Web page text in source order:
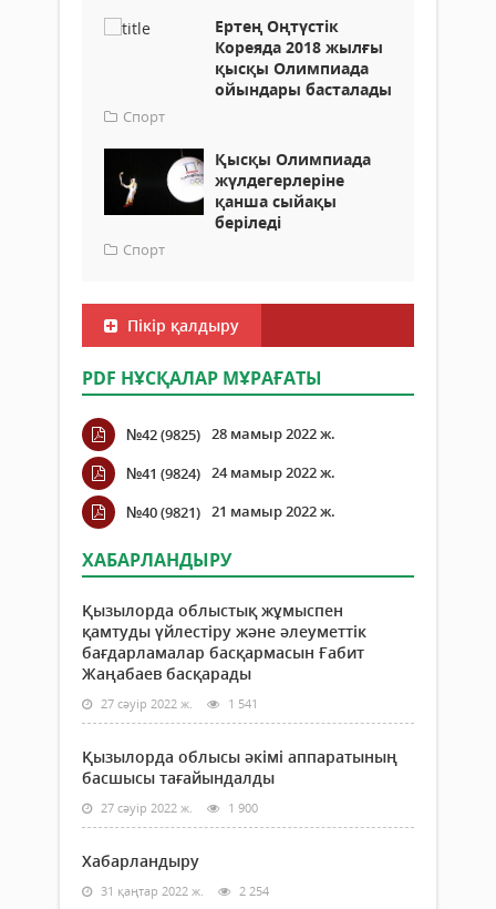
Ертең Оңтүстік
Кореяда 2018 жылғы
қысқы Олимпиада
ойындары басталады
Спорт
Қысқы Олимпиада
жүлдегерлеріне
қанша сыйақы
беріледі
Спорт
Пікір қалдыру
PDF НҰСҚАЛАР МҰРАҒАТЫ
№42 (9825) 28 мамыр 2022 ж.
№41 (9824) 24 мамыр 2022 ж.
№40 (9821) 21 мамыр 2022 ж.
ХАБАРЛАНДЫРУ
Қызылорда облыстық жұмыспен
қамтуды үйлестіру және әлеуметтік
бағдарламалар басқармасын Ғабит
Жаңабаев басқарады
27 сәуір 2022 ж. 1 541
Қызылорда облысы әкімі аппаратының
басшысы тағайындалды
27 сәуір 2022 ж. 1 900
Хабарландыру
31 қаңтар 2022 ж. 2 254